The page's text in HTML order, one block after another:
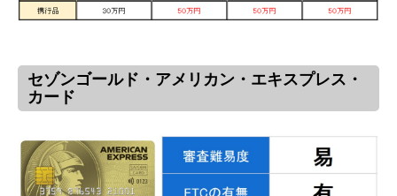
セゾンゴールド・アメリカン・エキスプレス・
カード